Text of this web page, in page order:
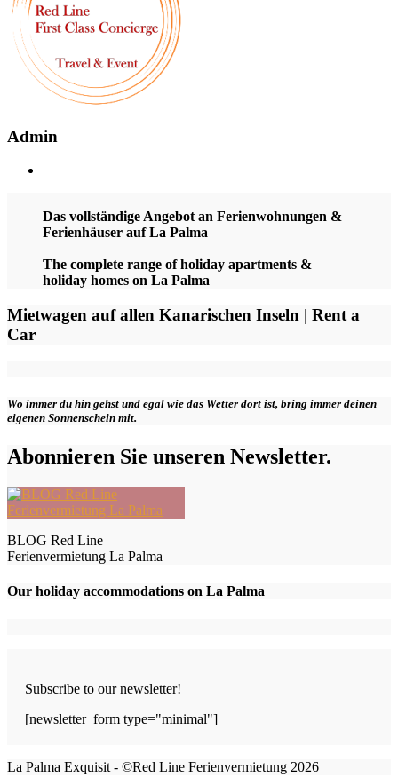
Admin
Das vollständige Angebot an Ferienwohnungen &
Ferienhäuser auf La Palma
The complete range of holiday apartments &
holiday homes on La Palma
Mietwagen auf allen Kanarischen Inseln | Rent a
Car
Wo immer du hin gehst und egal wie das Wetter dort ist, bring immer deinen
eigenen Sonnenschein mit.
Abonnieren Sie unseren Newsletter.
BLOG Red Line
Ferienvermietung La Palma
Our holiday accommodations on La Palma
Subscribe to our newsletter!
[newsletter_form type="minimal"]
La Palma Exquisit - ©Red Line Ferienvermietung 2026